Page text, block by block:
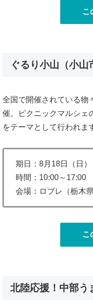
こ
ぐるり小山（小山
全国で開催されている物
催。ピクニックマルシェ
をテーマとして行われま
期日：8月18日（日）
時間：10:00～17:00
会場：ロブレ（栃木
こ
北陸応援！中部う